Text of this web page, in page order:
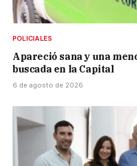
POLICIALES
Apareció sana y una
buscada en la Capital
6 de agosto de 2026